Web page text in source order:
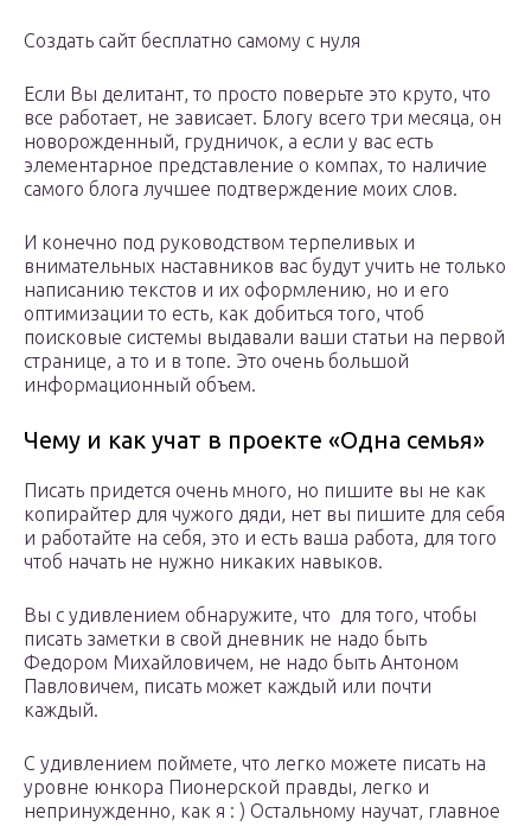
Создать сайт бесплатно самому с нуля
Если Вы делитант, то просто поверьте это круто, что
все работает, не зависает. Блогу всего три месяца, он
новорожденный, грудничок, а если у вас есть
элементарное представление о компах, то наличие
самого блога лучшее подтверждение моих слов.
И конечно под руководством терпеливых и
внимательных наставников вас будут учить не только
написанию текстов и их оформлению, но и его
оптимизации то есть, как добиться того, чтоб
поисковые системы выдавали ваши статьи на первой
странице, а то и в топе. Это очень большой
информационный объем.
Чему и как учат в проекте «Одна семья»
Писать придется очень много, но пишите вы не как
копирайтер для чужого дяди, нет вы пишите для себя
и работайте на себя, это и есть ваша работа, для того
чтоб начать не нужно никаких навыков.
Вы с удивлением обнаружите, что для того, чтобы
писать заметки в свой дневник не надо быть
Федором Михайловичем, не надо быть Антоном
Павловичем, писать может каждый или почти
каждый.
С удивлением поймете, что легко можете писать на
уровне юнкора Пионерской правды, легко и
непринужденно, как я : ) Остальному научат, главное